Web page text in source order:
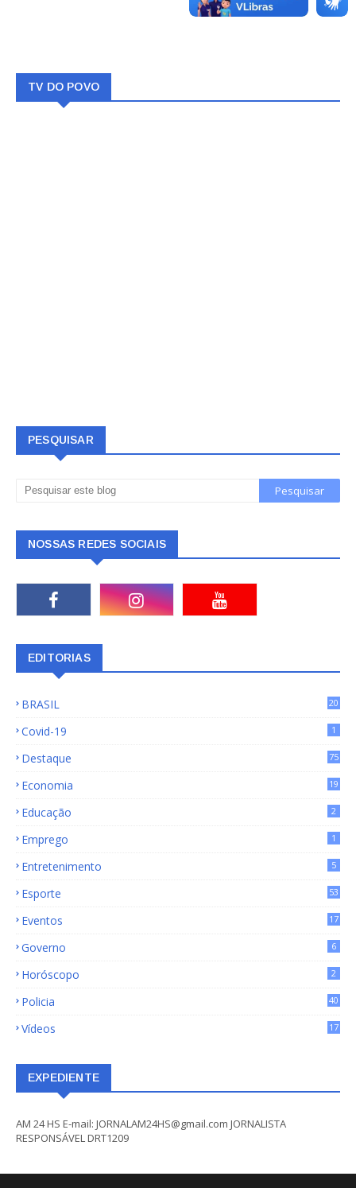
TV DO POVO
PESQUISAR
NOSSAS REDES SOCIAIS
EDITORIAS
BRASIL
20
Covid-19 1
Destaque
75
Economia
19
Educação 2
Emprego 1
Entretenimento 5
Esporte 53
Eventos 17
Governo 6
Horóscopo 2
Policia 40
Vídeos 17
EXPEDIENTE
AM 24 HS E-mail: JORNALAM24HS@gmail.com JORNALISTA
RESPONSÁVEL DRT1209